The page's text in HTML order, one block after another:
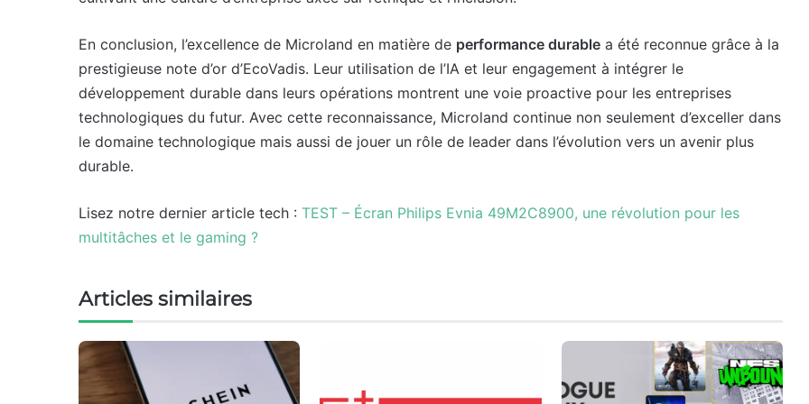
En conclusion, l’excellence de Microland en matière de performance durable a été reconnue grâce à la
prestigieuse note d’or d’EcoVadis. Leur utilisation de l’IA et leur engagement à intégrer le
développement durable dans leurs opérations montrent une voie proactive pour les entreprises
technologiques du futur. Avec cette reconnaissance, Microland continue non seulement d’exceller dans
le domaine technologique mais aussi de jouer un rôle de leader dans l’évolution vers un avenir plus
durable.
Lisez notre dernier article tech : TEST – Écran Philips Evnia 49M2C8900, une révolution pour les
multitâches et le gaming ?
Articles similaires